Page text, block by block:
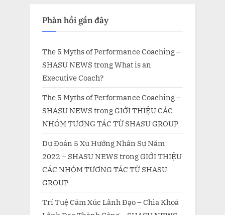
Phản hồi gần đây
The 5 Myths of Performance Coaching –
SHASU NEWS trongWhat is an
Executive Coach?
The 5 Myths of Performance Coaching –
SHASU NEWS trongGIỚI THIỆU CÁC
NHÓM TƯƠNG TÁC TỪ SHASU GROUP
Dự Đoán 5 Xu Hướng Nhân Sự Năm
2022 – SHASU NEWS trongGIỚI THIỆU
CÁC NHÓM TƯƠNG TÁC TỪ SHASU
GROUP
Trí Tuệ Cảm Xúc Lãnh Đạo – Chìa Khoá